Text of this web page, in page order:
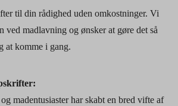
til din rådighed uden omkostninger. Vi
ved madlavning og ønsker at gøre det så
at komme i gang.
madentusiaster har skabt en bred vifte af